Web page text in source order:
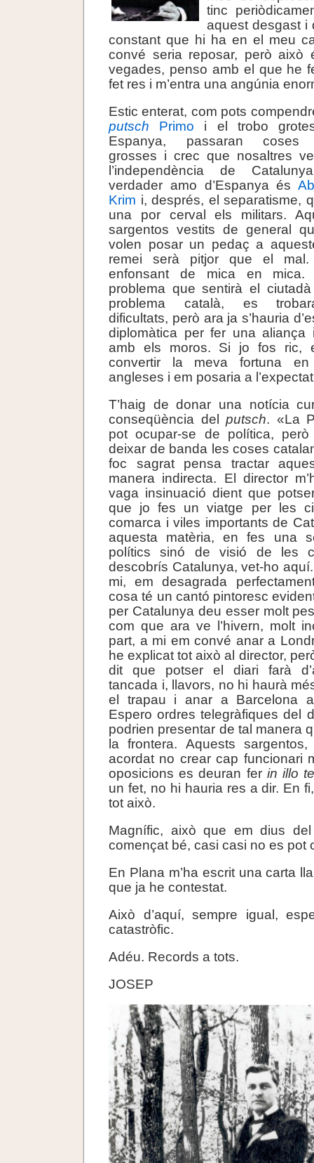
tinc
aquest desgast i
constant que hi ha en el meu
convé seria reposar, però això
vegades, penso amb el que he
fet res i m’entra una angúnia
Estic enterat, com pots
putsch Primo i el trobo
Espanya, passaran coses
grosses i crec que nosaltres
l’independència de
verdader amo d’Espanya és
Krim i, després, el separatisme,
una por cerval els militars.
sargentos vestits de general
volen posar un pedaç a
remei serà pitjor que el
enfonsant de mica en mica.
problema que sentirà el
problema català, es
dificultats, però ara ja s’hauria
diplomàtica per fer una
amb els moros. Si jo fos ric,
convertir la meva fortuna
angleses i em posaria a
T’haig de donar una notícia
conseqüència del putsch. «La
pot ocupar-se de política,
deixar de banda les coses
foc sagrat pensa tractar
manera indirecta. El director
vaga insinuació dient que
que jo fes un viatge per les
comarca i viles importants de
aquesta matèria, en fes una
polítics sinó de visió de les
descobrís Catalunya, vet-ho
mi, em desagrada
cosa té un cantó pintoresc
per Catalunya deu esser molt
com que ara ve l’hivern, molt
part, a mi em convé anar a
he explicat tot això al director,
dit que potser el diari farà
tancada i, llavors, no hi haurà
el trapau i anar a Barcelona
Espero ordres telegràfiques del
podrien presentar de tal manera
la frontera. Aquests
acordat no crear cap funcionari
oposicions es deuran fer in illo
un fet, no hi hauria res a dir. En
tot això.
Magnífic, això que em dius
començat bé, casi casi no es pot
En Plana m’ha escrit una carta
que ja he contestat.
Això d’aquí, sempre igual,
catastròfic.
Adéu. Records a tots.
JOSEP